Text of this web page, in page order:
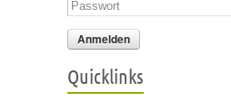
Passwort
Quicklinks